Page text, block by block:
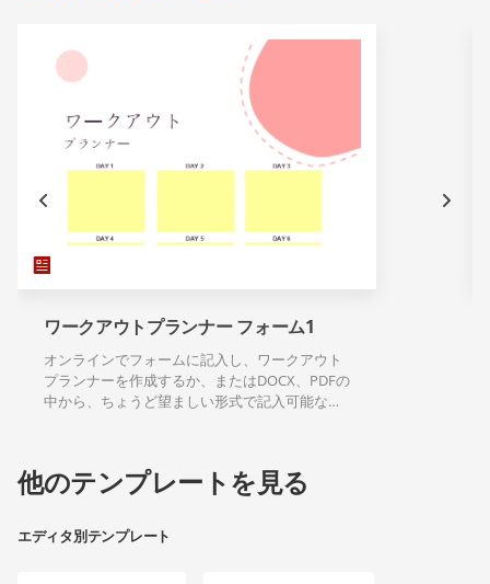
ワークアウトプランナー フォーム1
オンラインでフォームに記入し、ワークアウト
プランナーを作成するか、またはDOCX、PDFの
中から、ちょうど望ましい形式で記入可能なテ
他のテンプレートを見る
エディタ別テンプレート